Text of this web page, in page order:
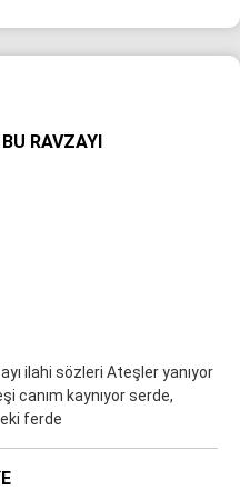
RAVZAYI
ilahi sözleri Ateşler yanıyor
canım kaynıyor serde,
ferde